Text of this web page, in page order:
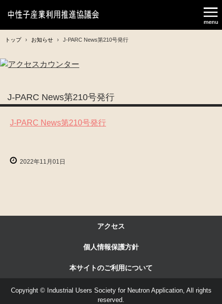
トップ › お知らせ › J-PARC News第210号発行
J-PARC News第210号発行
J-PARC News第210号発行
2022年11月01日
アクセス
個人情報保護方針
本サイトのご利用について
Copyright © Industrial Users Society for Neutron Application, All rights
reserved.